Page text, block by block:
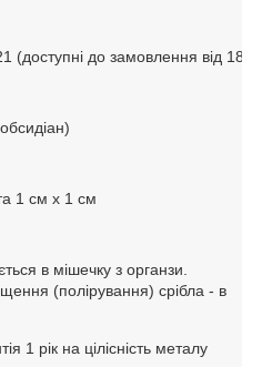
(доступні до замовлення від
1 см х 1 см
в мішечку з органзи.
(полірування) срібла - в
1 рік на цілісність металу